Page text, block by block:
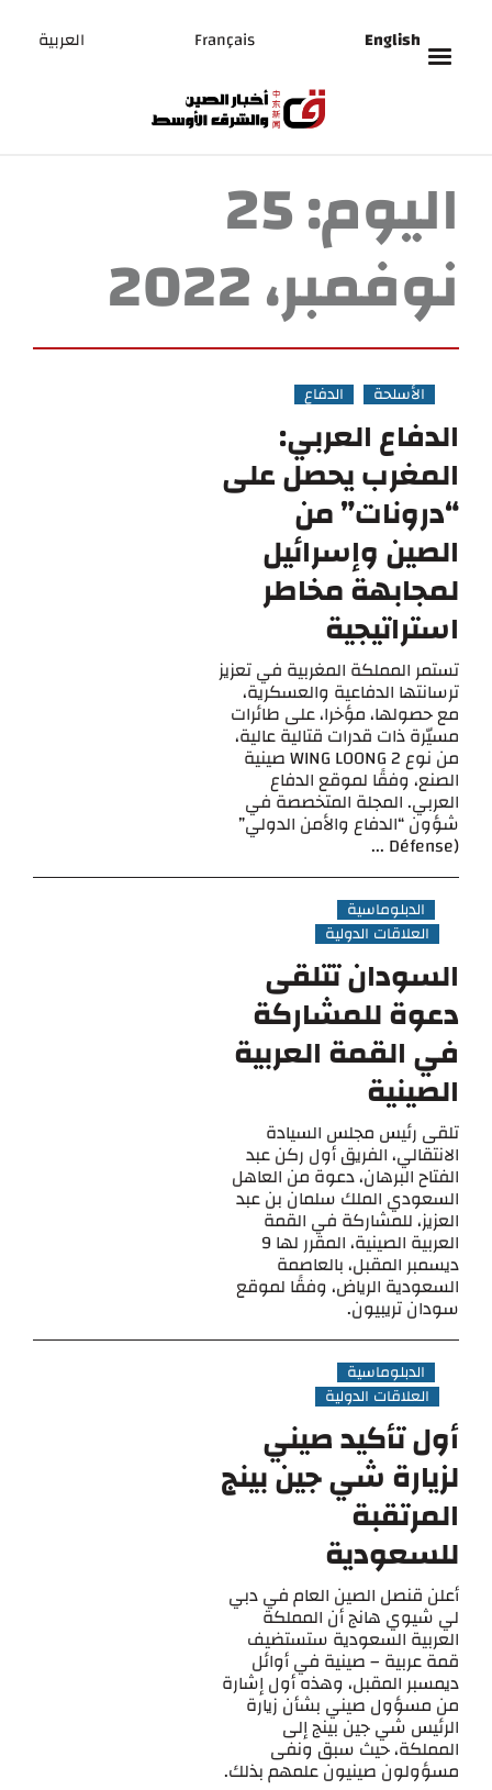
English
Français العربية
اليوم:25
نوفمبر، 2022
الأسلحة الدفاع
الدفاع العربي:
المغرب يحصل على
“درونات” من
الصين وإسرائيل
لمجابهة مخاطر
استراتيجية
تستمر المملكة المغربية في تعزيز
ترسانتها الدفاعية والعسكرية،
مع حصولها، مؤخرا، على طائرات
مسيّرة ذات قدرات قتالية عالية،
من نوع WING LOONG 2 صينية
الصنع، وفقًا لموقع الدفاع
العربي. المجلة المتخصصة في
شؤون “الدفاع والأمن الدولي”
(Défense ...
الدبلوماسية
العلاقات الدولية
السودان تتلقى
دعوة للمشاركة
في القمة العربية
الصينية
تلقى رئيس مجلس السيادة
الانتقالي، الفريق أول ركن عبد
الفتاح البرهان، دعوة من العاهل
السعودي الملك سلمان بن عبد
العزيز، للمشاركة في القمة
العربية الصينية، المقرر لها 9
ديسمبر المقبل، بالعاصمة
السعودية الرياض، وفقًا لموقع
سودان تريبيون.
الدبلوماسية
العلاقات الدولية
أول تأكيد صيني
لزيارة شي جين بينج
المرتقبة
للسعودية
أعلن قنصل الصين العام في دبي
لي شيوي هانج أن المملكة
العربية السعودية ستستضيف
قمة عربية – صينية في أوائل
ديمسبر المقبل، وهذه أول إشارة
من مسؤول صيني بشأن زيارة
الرئيس شي جين بينج إلى
المملكة، حيث سبق ونفى
مسؤولون صينيون علمهم بذلك.